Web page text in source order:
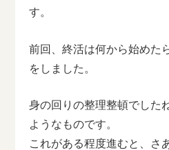
す。
前回、終活は何から始めた
をしました。
身の回りの整理整頓でした
ようなものです。
これがある程度進むと、さ